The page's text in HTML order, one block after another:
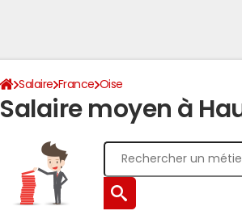
Salaire France Oise
Salaire moyen à